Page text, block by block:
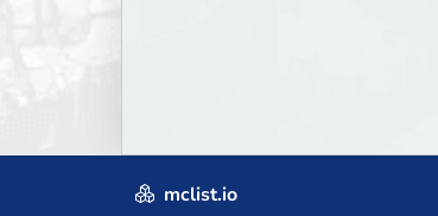
mclist.io